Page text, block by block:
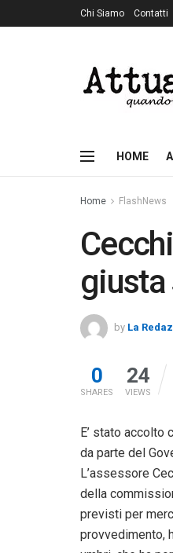
Chi Siamo Contatti
HOME
Home FlashNews
giusta
by La
0
SHARES
24
VIEWS
E’ stato accolto
da parte del
L’assessore
della
previsti per
provvedimento,